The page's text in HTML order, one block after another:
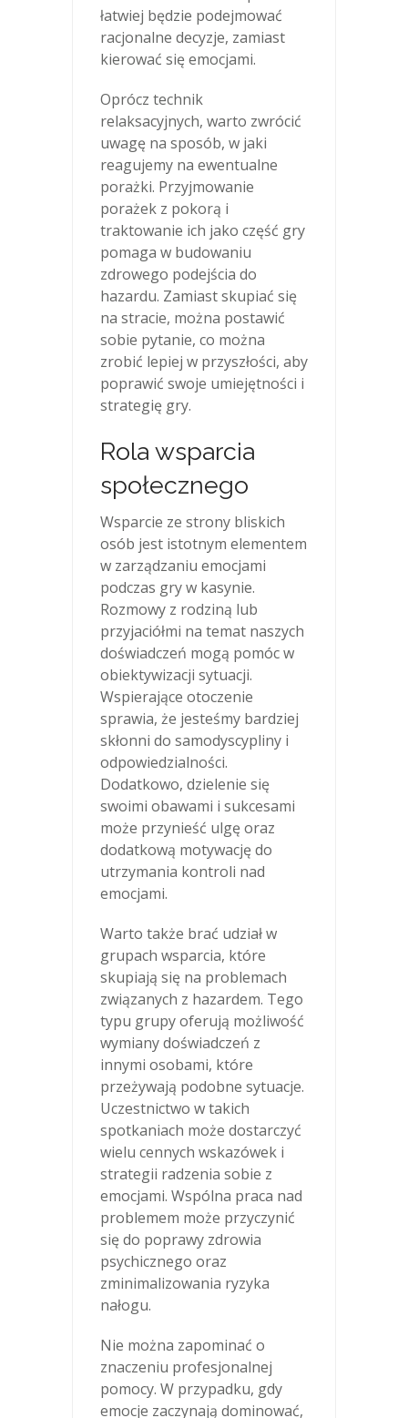
łatwiej będzie podejmować
racjonalne decyzje, zamiast
kierować się emocjami.
Oprócz technik
relaksacyjnych, warto zwrócić
uwagę na sposób, w jaki
reagujemy na ewentualne
porażki. Przyjmowanie
porażek z pokorą i
traktowanie ich jako część gry
pomaga w budowaniu
zdrowego podejścia do
hazardu. Zamiast skupiać się
na stracie, można postawić
sobie pytanie, co można
zrobić lepiej w przyszłości, aby
poprawić swoje umiejętności i
strategię gry.
Rola wsparcia
społecznego
Wsparcie ze strony bliskich
osób jest istotnym elementem
w zarządzaniu emocjami
podczas gry w kasynie.
Rozmowy z rodziną lub
przyjaciółmi na temat naszych
doświadczeń mogą pomóc w
obiektywizacji sytuacji.
Wspierające otoczenie
sprawia, że jesteśmy bardziej
skłonni do samodyscypliny i
odpowiedzialności.
Dodatkowo, dzielenie się
swoimi obawami i sukcesami
może przynieść ulgę oraz
dodatkową motywację do
utrzymania kontroli nad
emocjami.
Warto także brać udział w
grupach wsparcia, które
skupiają się na problemach
związanych z hazardem. Tego
typu grupy oferują możliwość
wymiany doświadczeń z
innymi osobami, które
przeżywają podobne sytuacje.
Uczestnictwo w takich
spotkaniach może dostarczyć
wielu cennych wskazówek i
strategii radzenia sobie z
emocjami. Wspólna praca nad
problemem może przyczynić
się do poprawy zdrowia
psychicznego oraz
zminimalizowania ryzyka
nałogu.
Nie można zapominać o
znaczeniu profesjonalnej
pomocy. W przypadku, gdy
emocje zaczynają dominować,